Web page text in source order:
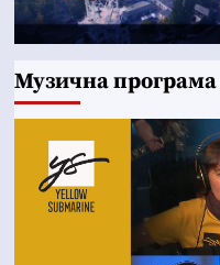
Музична програма